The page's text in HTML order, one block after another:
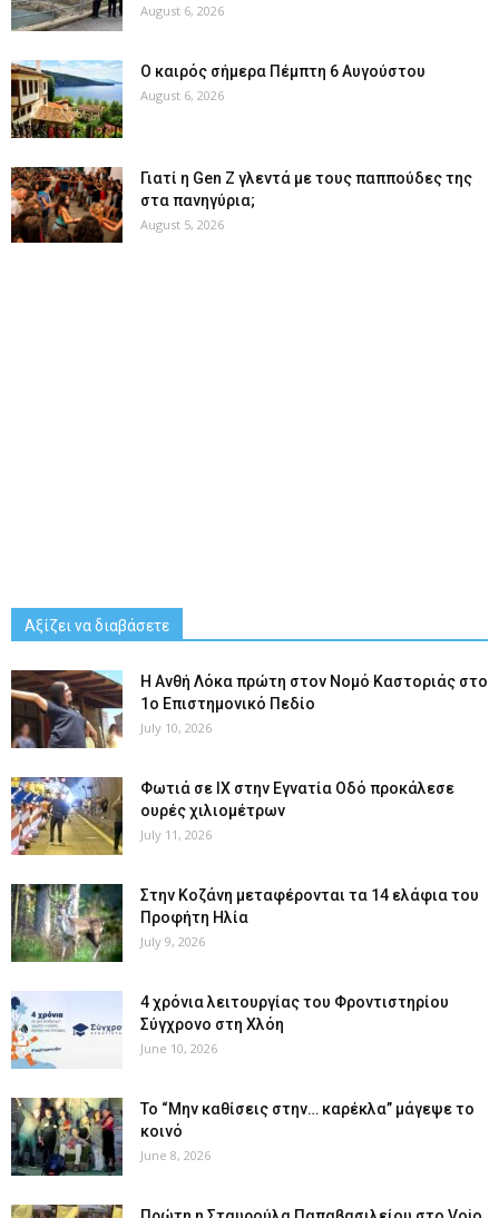
August 6, 2026
Ο καιρός σήμερα Πέμπτη 6 Αυγούστου
August 6, 2026
Γιατί η Gen Z γλεντά με τους παππούδες της
στα πανηγύρια;
August 5, 2026
Αξίζει να διαβάσετε
Η Ανθή Λόκα πρώτη στον Νομό Καστοριάς στο
1ο Επιστημονικό Πεδίο
July 10, 2026
Φωτιά σε ΙΧ στην Εγνατία Οδό προκάλεσε
ουρές χιλιομέτρων
July 11, 2026
Στην Κοζάνη μεταφέρονται τα 14 ελάφια του
Προφήτη Ηλία
July 9, 2026
4 χρόνια λειτουργίας του Φροντιστηρίου
Σύγχρονο στη Χλόη
June 10, 2026
Το “Μην καθίσεις στην… καρέκλα” μάγεψε το
κοινό
June 8, 2026